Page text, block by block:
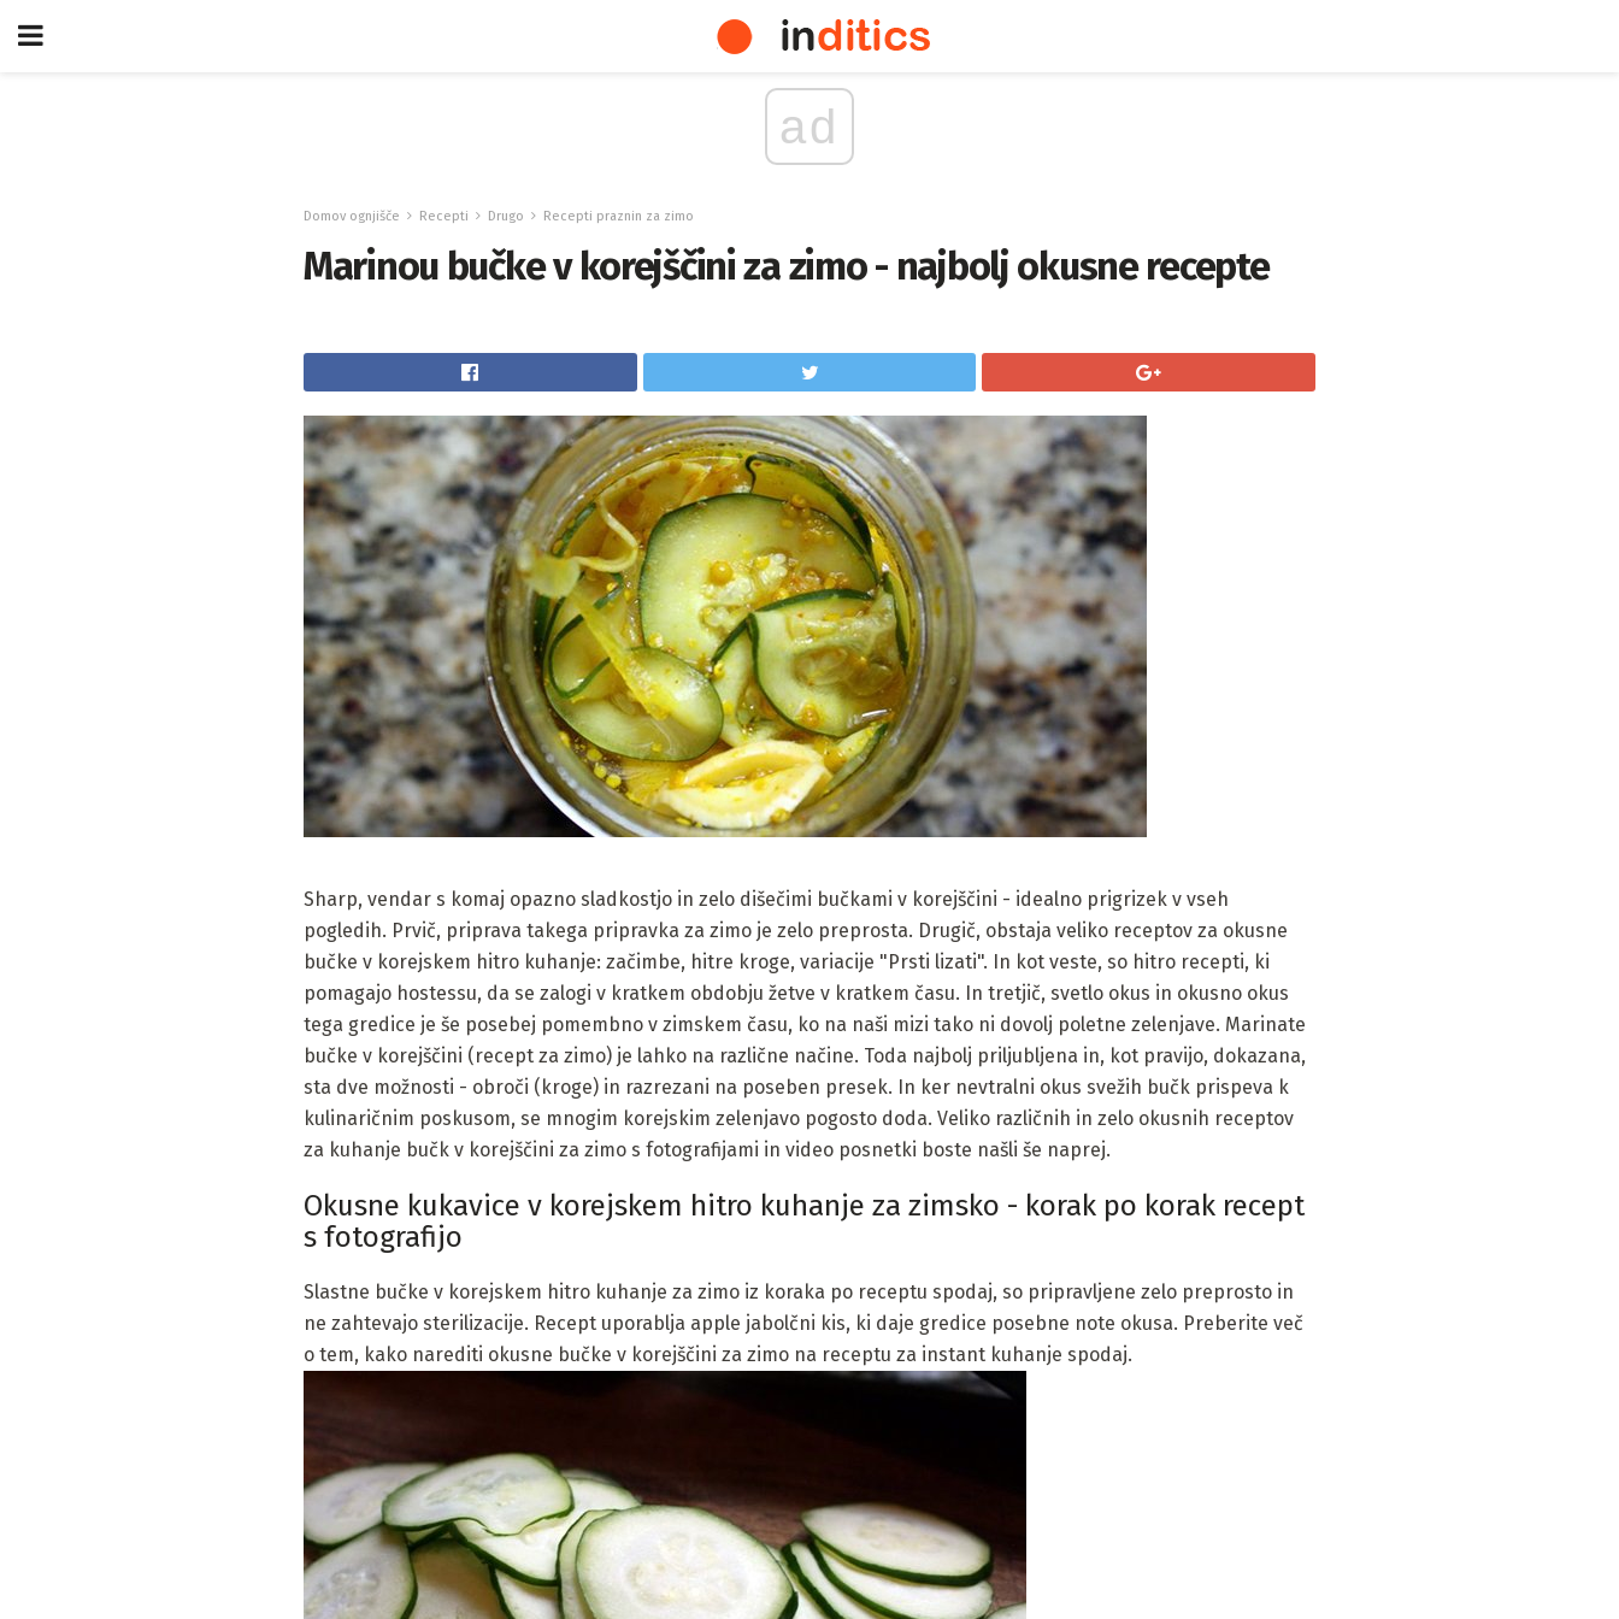
ad
Domov ognjišče Recepti Drugo Recepti praznin za zimo
Marinou bučke v korejščini za zimo - najbolj okusne recepte
Sharp, vendar s komaj opazno sladkostjo in zelo dišečimi bučkami v korejščini - idealno prigrizek v vseh
pogledih. Prvič, priprava takega pripravka za zimo je zelo preprosta. Drugič, obstaja veliko receptov za okusne
bučke v korejskem hitro kuhanje: začimbe, hitre kroge, variacije "Prsti lizati". In kot veste, so hitro recepti, ki
pomagajo hostessu, da se zalogi v kratkem obdobju žetve v kratkem času. In tretjič, svetlo okus in okusno okus
tega gredice je še posebej pomembno v zimskem času, ko na naši mizi tako ni dovolj poletne zelenjave. Marinate
bučke v korejščini (recept za zimo) je lahko na različne načine. Toda najbolj priljubljena in, kot pravijo, dokazana,
sta dve možnosti - obroči (kroge) in razrezani na poseben presek. In ker nevtralni okus svežih bučk prispeva k
kulinaričnim poskusom, se mnogim korejskim zelenjavo pogosto doda. Veliko različnih in zelo okusnih receptov
za kuhanje bučk v korejščini za zimo s fotografijami in video posnetki boste našli še naprej.
Okusne kukavice v korejskem hitro kuhanje za zimsko - korak po korak recept
s fotografijo
Slastne bučke v korejskem hitro kuhanje za zimo iz koraka po receptu spodaj, so pripravljene zelo preprosto in
ne zahtevajo sterilizacije. Recept uporablja apple jabolčni kis, ki daje gredice posebne note okusa. Preberite več
o tem, kako narediti okusne bučke v korejščini za zimo na receptu za instant kuhanje spodaj.